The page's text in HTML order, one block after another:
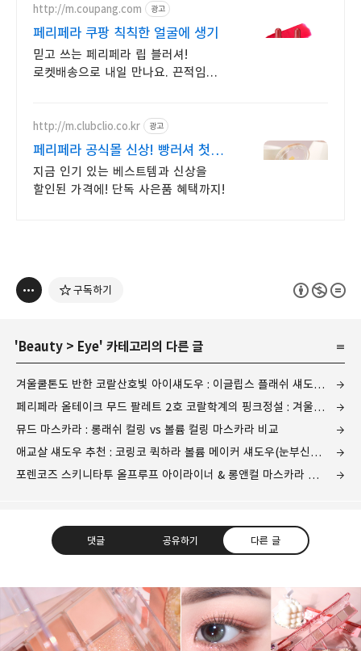
http://m.coupang.com 광고
페리페라 쿠팡 칙칙한 얼굴에 생기
믿고 쓰는 페리페라 립 블러셔!
로켓배송으로 내일 만나요. 끈적임
http://m.clubclio.co.kr 광고
페리페라 공식몰 신상! 빵러셔 첫
공개
지금 인기 있는 베스트템과 신상을
할인된 가격에! 단독 사은품 혜택까지!
구독하기
' Beauty > Eye' 카테고리의 다른 글
겨울쿨톤도 반한 코랄산호빛 아이섀도우 : 이글립스 플래쉬 섀도우 팔레트 04 코랄마티니
페리페라 올테이크 무드 팔레트 2호 코랄학계의 핑크정설 : 겨울쿨톤 클리어 아이섀도우 추천
뮤드 마스카라 : 롱래쉬 컬링 vs 볼륨 컬링 마스카라 비교
애교살 섀도우 추천 : 코링코 퀵하라 볼륨 메이커 섀도우(눈부신정오/은하수달빛)
포렌코즈 스키니타투 올프루프 아이라이너 & 롱앤컬 마스카라 전색상 발색 리뷰
댓글 공유하기 다른 글
그녀는 예뻤다